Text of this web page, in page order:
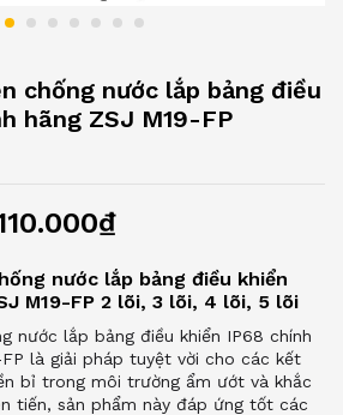
chống nước lắp bảng điều
hãng ZSJ M19-FP
₫
nước lắp bảng điều khiển
M19-FP 2 lõi, 3 lõi, 4 lõi, 5 lõi
nước lắp bảng điều khiển IP68 chính
là giải pháp tuyệt vời cho các kết
bỉ trong môi trường ẩm ướt và khắc
tiến, sản phẩm này đáp ứng tốt các